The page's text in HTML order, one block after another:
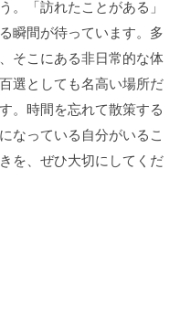
。「訪れたことがある」
瞬間が待っています。多
そこにある非日常的な体
選としても名高い場所だ
。時間を忘れて散策する
なっている自分がいるこ
を、ぜひ大切にしてくだ